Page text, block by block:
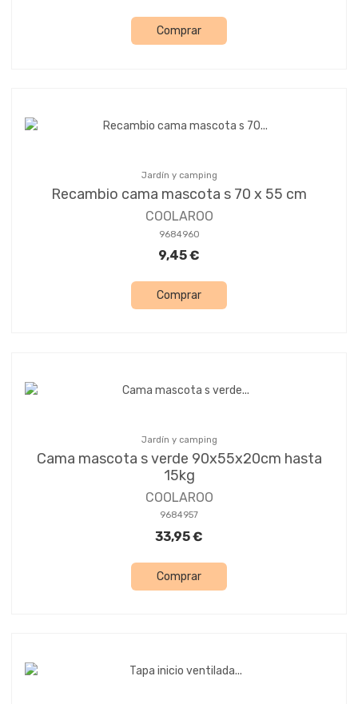
Comprar
Jardín y camping
Recambio cama mascota s 70 x 55 cm
COOLAROO
9684960
9,45 €
Comprar
Jardín y camping
Cama mascota s verde 90x55x20cm hasta
15kg
COOLAROO
9684957
33,95 €
Comprar